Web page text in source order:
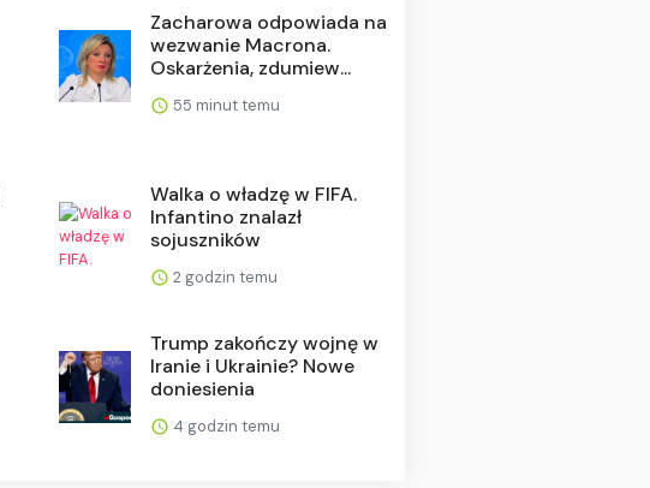
Zacharowa odpowiada na
wezwanie Macrona.
Oskarżenia, zdumiew...
55 minut temu
Walka o władzę w FIFA.
Infantino znalazł
sojuszników
2 godzin temu
Trump zakończy wojnę w
Iranie i Ukrainie? Nowe
doniesienia
4 godzin temu